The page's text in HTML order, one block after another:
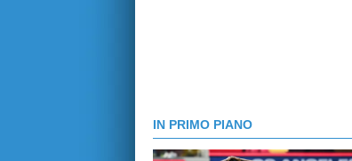
IN PRIMO PIANO